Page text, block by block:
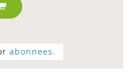
abonnees.